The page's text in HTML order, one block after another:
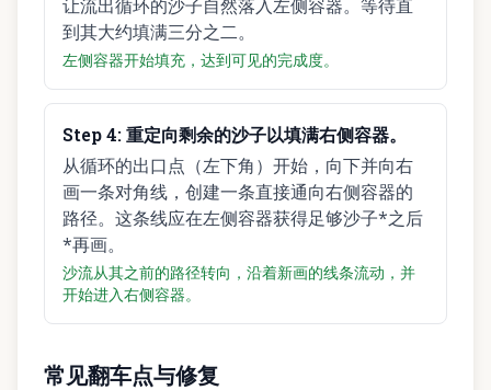
让流出循环的沙子自然落入左侧容器。等待直
到其大约填满三分之二。
左侧容器开始填充，达到可见的完成度。
Step4:重定向剩余的沙子以填满右侧容器。
从循环的出口点（左下角）开始，向下并向右
画一条对角线，创建一条直接通向右侧容器的
路径。这条线应在左侧容器获得足够沙子*之后
*再画。
沙流从其之前的路径转向，沿着新画的线条流动，并
开始进入右侧容器。
常见翻车点与修复